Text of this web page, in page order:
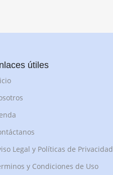
útiles
Legal y Políticas de Privacidad
y Condiciones de Uso